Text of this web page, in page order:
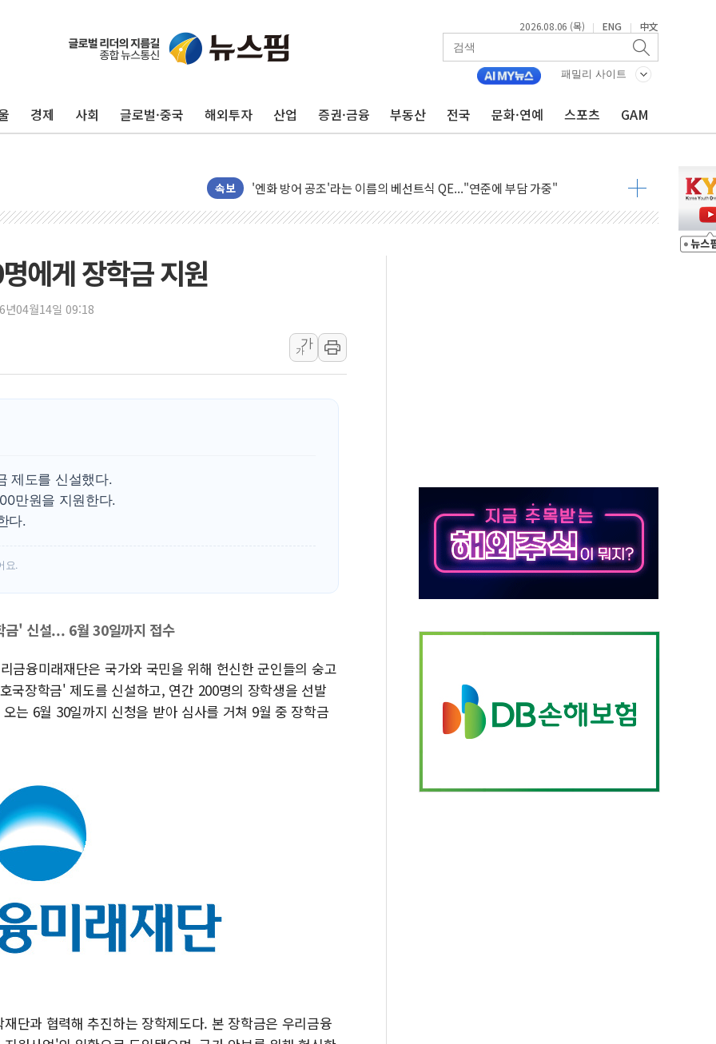
2026.08.06 (목) | ENG | 中文
패밀리 사이트
경제 사회 글로벌·중국 해외투자 산업 증권·금융 부동산 전국 문화·연예 스포츠 GAM
속보
'檢 합수본 참여' 여부 논란...법조계 "법적근거 없어, 위법수집증거 가능성"
'엔화 방어 공조'라는 이름의 베선트식 QE..."연준에 부담 가중"
청와대 "조희대 대법원장 탄핵 공감, 사실 아니다…대법관 신속 제청 해야"
폭염 이어지는 서울... 39도 기록
컴투스, 8일부터 서머너즈 워 챔피언십 개최
제주항공, 하반기 객실승무원 공개채용
인도, 차량 간 통신시스템 장착 의무화 추진..."업계 성장 저해" 우려도
Sh수협은행, 상상인증권 인수 추진
법원, 한미 임주현 지분 100억 가압류 결정…4자 연합 균열 조짐
엔씨, '게임스컴 2026'서 글로벌 신작 라인업 공개
롯데백화점, '홈스타일링 페어'…리빙 최대 50% 할인
[AI 카드뉴스] 어린이집·유치원 비상! 수족구병이 다시 유행합니다.
운수업·기업활동 '원스톱'으로...데이터처, 기업 3만1000곳 경제통계조사
에게 장학금 지원
년04월14일 09:18
가
가
제도를 신설했다.
만원을 지원한다.
다.
요.
금' 신설... 6월 30일까지 접수
금융미래재단은 국가와 국민을 위해 헌신한 군인들의 숭고
국장학금' 제도를 신설하고, 연간 200명의 장학생을 선발
는 6월 30일까지 신청을 받아 심사를 거쳐 9월 중 장학금
단과 협력해 추진하는 장학제도다. 본 장학금은 우리금융